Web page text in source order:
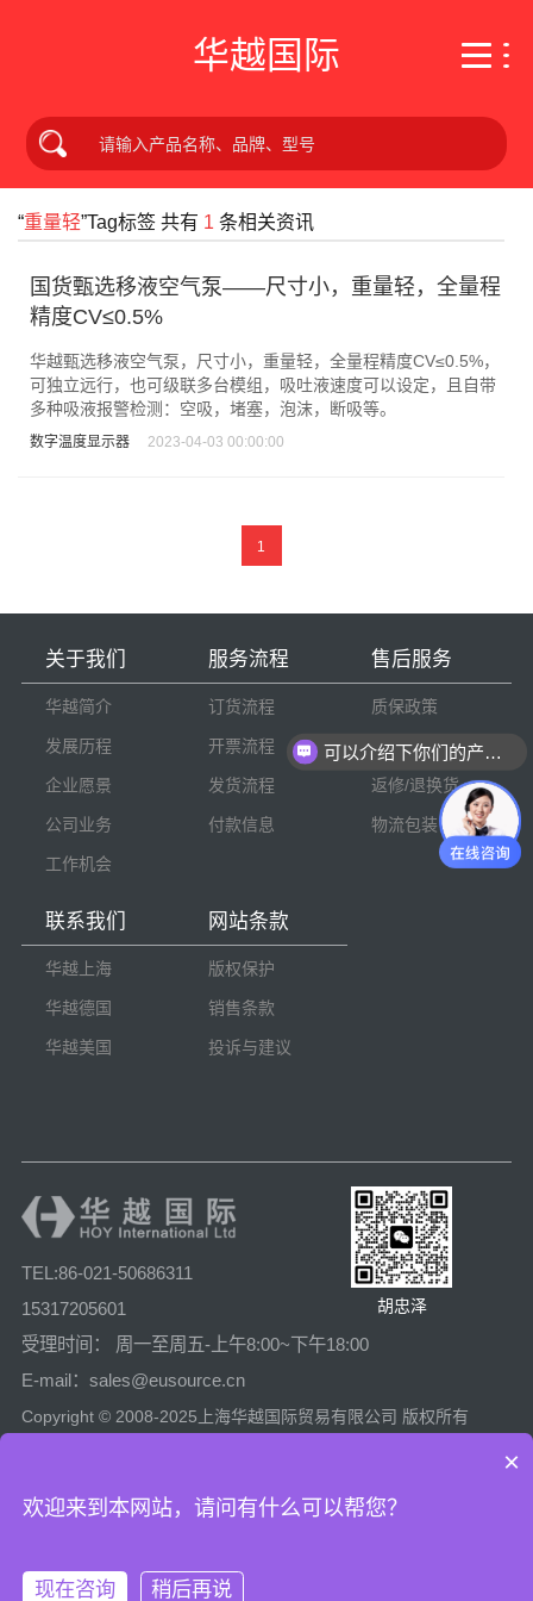
华越国际
“重量轻”Tag标签 共有 1 条相关资讯
国货甄选移液空气泵——尺寸小，重量轻，全量程
精度CV≤0.5%
华越甄选移液空气泵，尺寸小，重量轻，全量程精度CV≤0.5%，
可独立远行，也可级联多台模组，吸吐液速度可以设定，且自带
多种吸液报警检测：空吸，堵塞，泡沫，断吸等。
数字温度显示器 2023-04-03 00:00:00
1
关于我们
华越简介
发展历程
企业愿景
公司业务
工作机会
服务流程
订货流程
开票流程
发货流程
付款信息
售后服务
质保政策
货物检验
返修/退换货
物流包装
联系我们
华越上海
华越德国
华越美国
网站条款
版权保护
销售条款
投诉与建议
TEL:86-021-50686311
15317205601
受理时间： 周一至周五-上午8:00~下午18:00
E-mail：sales@eusource.cn
胡忠泽
Copyright © 2008-2025上海华越国际贸易有限公司 版权所有
×
欢迎来到本网站，请问有什么可以帮您？
现在咨询
稍后再说